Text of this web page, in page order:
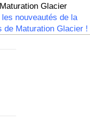
Glacier
nouveautés de la
de Maturation Glacier !